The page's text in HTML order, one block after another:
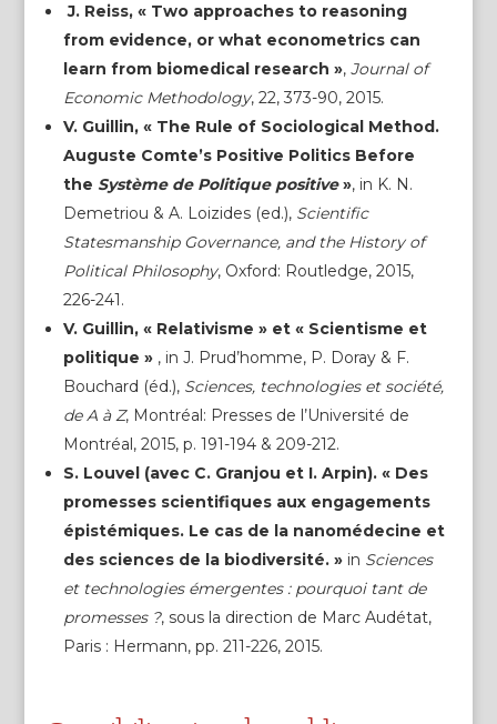
J. Reiss, « Two approaches to reasoning
from evidence, or what econometrics can
learn from biomedical research », Journal of
Economic Methodology, 22, 373-90, 2015.
V. Guillin, « The Rule of Sociological Method.
Auguste Comte’s Positive Politics Before
the Système de Politique positive», in K. N.
Demetriou & A. Loizides (ed.), Scientific
Statesmanship Governance, and the History of
Political Philosophy, Oxford: Routledge, 2015,
226-241.
V. Guillin, « Relativisme » et « Scientisme et
politique », in J. Prud’homme, P. Doray & F.
Bouchard (éd.), Sciences, technologies et société,
de A à Z, Montréal: Presses de l’Université de
Montréal, 2015, p. 191-194 & 209-212.
S. Louvel (avec C. Granjou et I. Arpin). « Des
promesses scientifiques aux engagements
épistémiques. Le cas de la nanomédecine et
des sciences de la biodiversité. »in Sciences
et technologies émergentes : pourquoi tant de
promesses ?, sous la direction de Marc Audétat,
Paris : Hermann, pp. 211-226, 2015.